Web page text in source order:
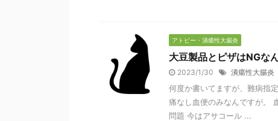
アトピー・潰瘍性大腸炎
大豆製品とピザはNGな
2023/1/30 潰瘍性大腸炎
何度か書いてますが、難病指
痛なし血便のみなんですが。
問題 今はアサコール ...